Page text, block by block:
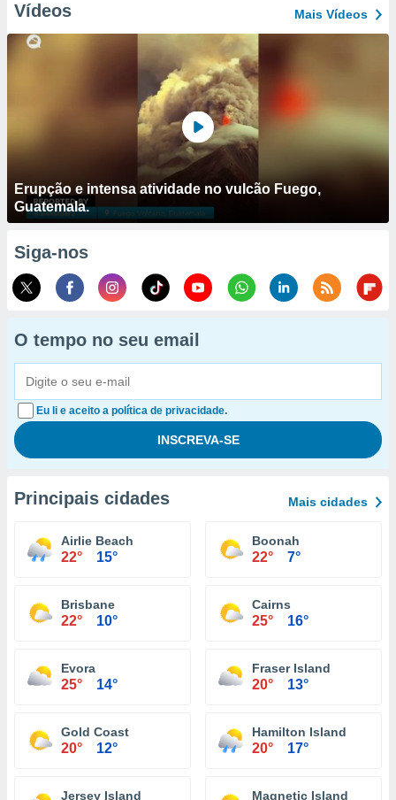
Vídeos Mais Vídeos
Erupção e intensa atividade no vulcão Fuego,
Guatemala.
Siga-nos
O tempo no seu email
Eu li e aceito a política de privacidade.
Principais cidades Mais cidades
Airlie Beach
22° 15°
Boonah
22° 7°
Brisbane
22° 10°
Cairns
25° 16°
Evora
25° 14°
Fraser Island
20° 13°
Gold Coast
20° 12°
Hamilton Island
20° 17°
Jersey Island Magnetic Island